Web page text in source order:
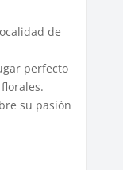
de
perfecto
su pasión